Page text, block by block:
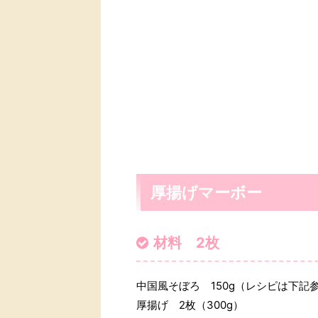
厚揚げマーボー
材料 2枚
中国風そぼろ 150g（レシピは下記
厚揚げ 2枚（300g）